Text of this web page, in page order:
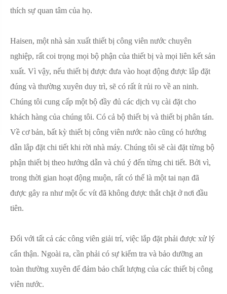
thích sự quan tâm của họ.
Haisen, một nhà sản xuất thiết bị công viên nước chuyên
nghiệp, rất coi trọng mọi bộ phận của thiết bị và mọi liên kết sản
xuất. Vì vậy, nếu thiết bị được đưa vào hoạt động được lắp đặt
đúng và thường xuyên duy trì, sẽ có rất ít rủi ro về an ninh.
Chúng tôi cung cấp một bộ đầy đủ các dịch vụ cài đặt cho
khách hàng của chúng tôi. Có cả bộ thiết bị và thiết bị phân tán.
Về cơ bản, bất kỳ thiết bị công viên nước nào cũng có hướng
dẫn lắp đặt chi tiết khi rời nhà máy. Chúng tôi sẽ cài đặt từng bộ
phận thiết bị theo hướng dẫn và chú ý đến từng chi tiết. Bởi vì,
trong thời gian hoạt động muộn, rất có thể là một tai nạn đã
được gây ra như một ốc vít đã không được thắt chặt ở nơi đầu
tiên.
Đối với tất cả các công viên giải trí, việc lắp đặt phải được xử lý
cẩn thận. Ngoài ra, cần phải có sự kiểm tra và bảo dưỡng an
toàn thường xuyên để đảm bảo chất lượng của các thiết bị công
viên nước.